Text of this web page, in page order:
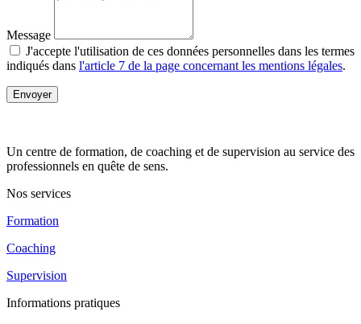
Message
J'accepte l'utilisation de ces données personnelles dans les termes
indiqués dans l'article 7 de la page concernant les mentions légales.
Envoyer
Un centre de formation, de coaching et de supervision au service des
professionnels en quête de sens.
Nos services
Formation
Coaching
Supervision
Informations pratiques